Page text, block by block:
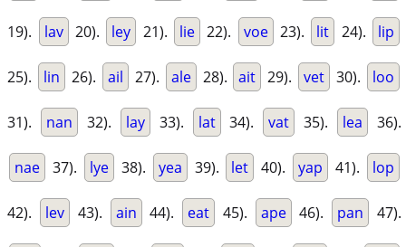
19). lav 20). ley 21). lie 22). voe 23). lit 24). lip
25). lin 26). ail 27). ale 28). ait 29). vet 30). loo
31). nan 32). lay 33). lat 34). vat 35). lea 36).
nae 37). lye 38). yea 39). let 40). yap 41). lop
42). lev 43). ain 44). eat 45). ape 46). pan 47).